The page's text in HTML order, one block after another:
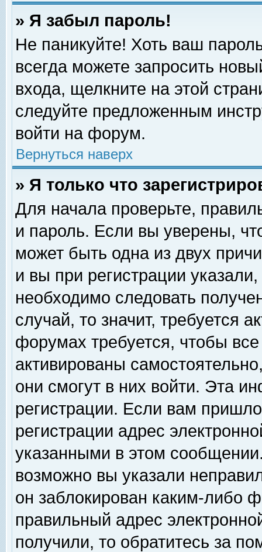
» Я забыл пароль!
Не паникуйте! Хоть ваш
всегда можете запросить
входа, щелкните на этой
следуйте предложенным
войти на форум.
Вернуться наверх
» Я только что
Для начала проверьте,
и пароль. Если вы уверены,
может быть одна из двух
и вы при регистрации
необходимо следовать
случай, то значит, требуется
форумах требуется, чтобы
активированы
они смогут в них войти. Эта
регистрации. Если вам
регистрации адрес
указанными в этом
возможно вы указали
он заблокирован каким-либо
правильный адрес
получили, то обратитесь за